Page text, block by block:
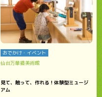
おでかけ・イベント
仙台万華鏡美術館
見て、触って、作れる！体験型ミュージ
アム